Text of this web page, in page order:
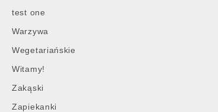
test one
Warzywa
Wegetariańskie
Witamy!
Zakąski
Zapiekanki